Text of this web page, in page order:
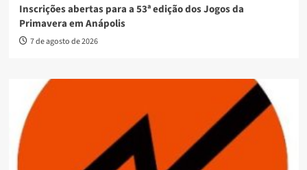
Inscrições abertas para a 53ª edição dos Jogos da
Primavera em Anápolis
7 de agosto de 2026